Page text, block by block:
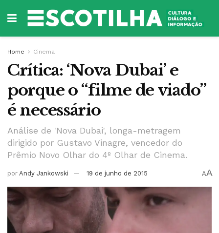
Home Cinema
Crítica: ‘Nova Dubai’ e
porque o “filme de viado”
é necessário
Análise de 'Nova Dubai', longa-metragem
dirigido por Gustavo Vinagre, vencedor do
Prêmio Novo Olhar do 4º Olhar de Cinema.
por Andy Jankowski 19 de junho de 2015 AA